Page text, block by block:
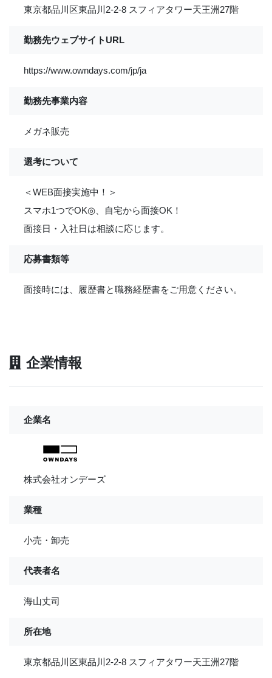
東京都品川区東品川2-2-8 スフィアタワー天王洲27階
勤務先ウェブサイトURL
https://www.owndays.com/jp/ja
勤務先事業内容
メガネ販売
選考について
＜WEB面接実施中！＞
スマホ1つでOK◎、自宅から面接OK！
面接日・入社日は相談に応じます。
応募書類等
面接時には、履歴書と職務経歴書をご用意ください。
企業情報
企業名
株式会社オンデーズ
業種
小売・卸売
代表者名
海山丈司
所在地
東京都品川区東品川2-2-8 スフィアタワー天王洲27階